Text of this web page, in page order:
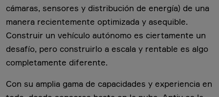
cámaras, sensores y distribución de energía) de una
manera recientemente optimizada y asequible.
Construir un vehículo autónomo es ciertamente un
desafío, pero construirlo a escala y rentable es algo
completamente diferente.
Con su amplia gama de capacidades y experiencia en